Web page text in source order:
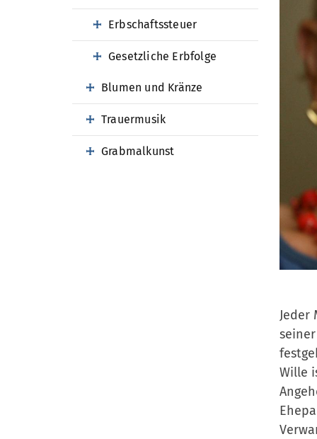
Jeder
Wille
Erbschaftssteuer
Gesetzliche Erbfolge
Blumen und Kränze
Trauermusik
Grabmalkunst